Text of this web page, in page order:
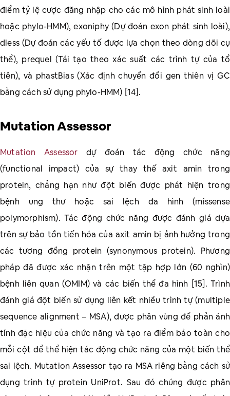
điểm tỷ lệ cược đăng nhập cho các mô hình phát sinh loài
hoặc phylo-HMM), exoniphy (Dự đoán exon phát sinh loài),
dless (Dự đoán các yếu tố được lựa chọn theo dòng dõi cụ
thể), prequel (Tái tạo theo xác suất các trình tự của tổ
tiên), và phastBias (Xác định chuyển đổi gen thiên vị GC
bằng cách sử dụng phylo-HMM) [14].
Mutation Assessor
Mutation Assessor dự đoán tác động chức năng
(functional impact) của sự thay thế axit amin trong
protein, chẳng hạn như đột biến được phát hiện trong
bệnh ung thư hoặc sai lệch đa hình (missense
polymorphism). Tác động chức năng được đánh giá dựa
trên sự bảo tồn tiến hóa của axit amin bị ảnh hưởng trong
các tương đồng protein (synonymous protein). Phương
pháp đã được xác nhận trên một tập hợp lớn (60 nghìn)
bệnh liên quan (OMIM) và các biến thể đa hình [15]. Trình
đánh giá đột biến sử dụng liên kết nhiều trình tự (multiple
sequence alignment – MSA), được phân vùng để phản ánh
tính đặc hiệu của chức năng và tạo ra điểm bảo toàn cho
mỗi cột để thể hiện tác động chức năng của một biến thể
sai lệch. Mutation Assessor tạo ra MSA riêng bằng cách sử
dụng trình tự protein UniProt. Sau đó chúng được phân